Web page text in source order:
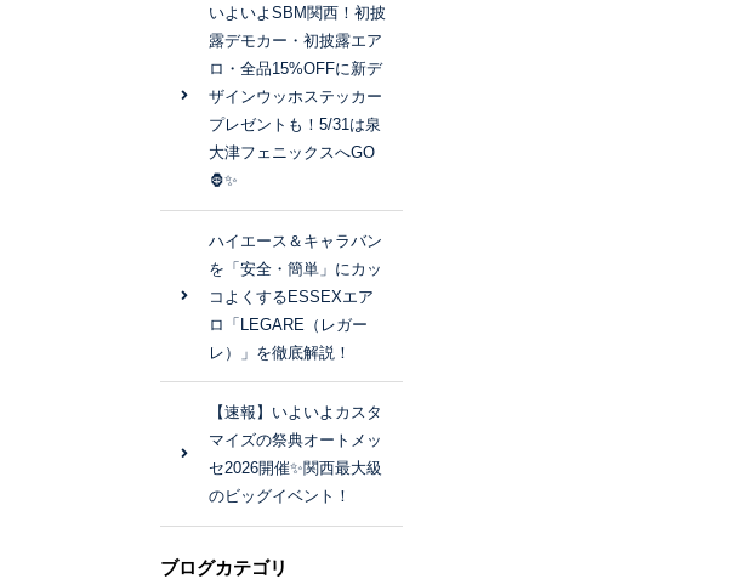
いよいよSBM関西！初披
露デモカー・初披露エア
ロ・全品15%OFFに新デ
ザインウッホステッカー
プレゼントも！5/31は泉
大津フェニックスへGO
🦍✨
ハイエース＆キャラバン
を「安全・簡単」にカッ
コよくするESSEXエア
ロ「LEGARE（レガー
レ）」を徹底解説！
【速報】いよいよカスタ
マイズの祭典オートメッ
セ2026開催✨関西最大級
のビッグイベント！
ブログカテゴリ